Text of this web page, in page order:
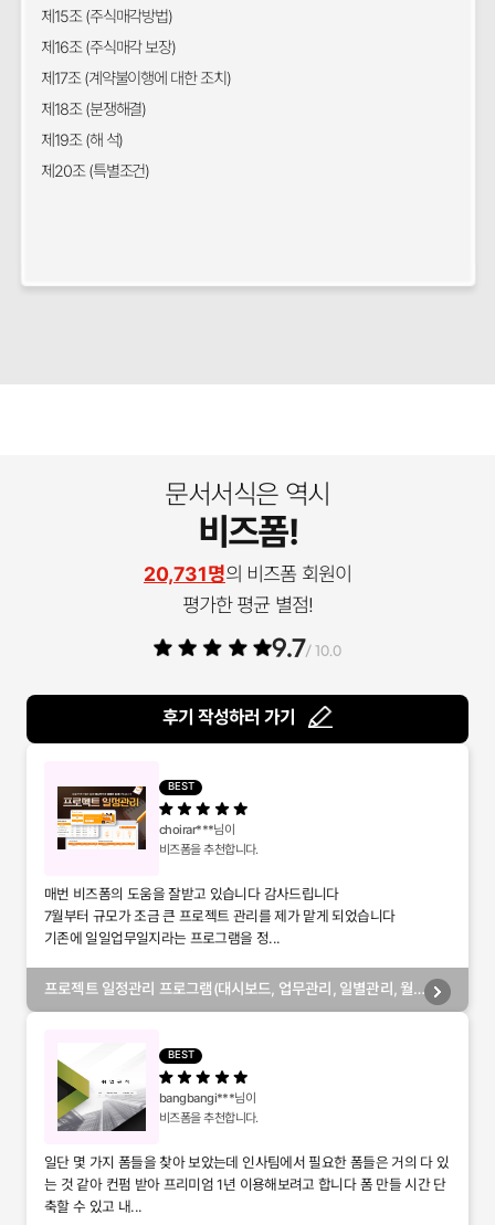
제15조 (주식매각방법)
제16조 (주식매각 보장)
제17조 (계약불이행에 대한 조치)
제18조 (분쟁해결)
제19조 (해 석)
제20조 (특별조건)
문서서식은 역시
비즈폼!
20,731명의 비즈폼 회원이
평가한 평균 별점!
9.7/ 10.0
후기 작성하러 가기
BEST
choirar***님이
비즈폼을 추천합니다.
매번 비즈폼의 도움을 잘받고 있습니다 감사드립니다
7월부터 규모가 조금 큰 프로젝트 관리를 제가 맡게 되었습니다
기존에 일일업무일지라는 프로그램을 정...
프로젝트 일정관리 프로그램(대시보드, 업무관리, 일별관리, 월
BEST
bangbangi***님이
비즈폼을 추천합니다.
일단 몇 가지 폼들을 찾아 보았는데 인사팀에서 필요한 폼들은 거의 다 있
는 것 같아 컨펌 받아 프리미엄 1년 이용해보려고 합니다 폼 만들 시간 단
축할 수 있고 내...